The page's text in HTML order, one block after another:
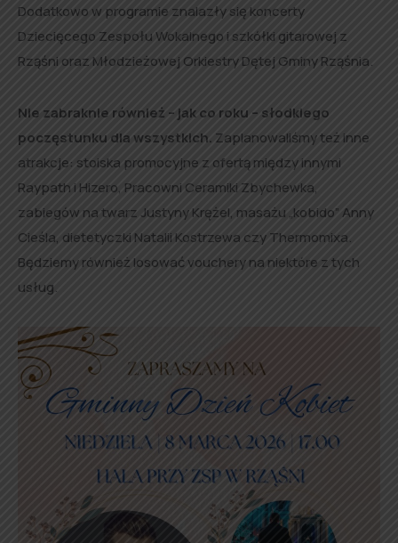
Dodatkowo w programie znalazły się koncerty
Dziecięcego Zespołu Wokalnego i szkółki gitarowej z
Rząśni oraz Młodzieżowej Orkiestry Dętej Gminy Rząśnia.
Nie zabraknie również – jak co roku – słodkiego
poczęstunku dla wszystkich. Zaplanowaliśmy też inne
atrakcje: stoiska promocyjne z ofertą między innymi
Raypath i Hizero, Pracowni Ceramiki Zbychewka,
zabiegów na twarz Justyny Krężel, masażu „kobido” Anny
Cieśla, dietetyczki Natalii Kostrzewa czy Thermomixa.
Będziemy również losować vouchery na niektóre z tych
usług.